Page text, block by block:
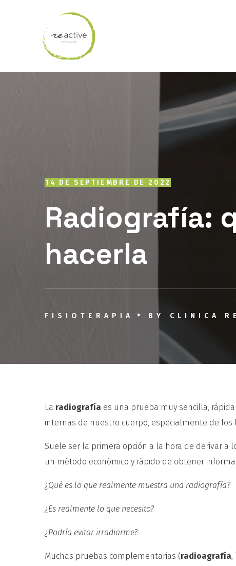
14 DE SEPTIEMBRE DE 2022
Radiografía:
hacerla
FISIOTERAPIA BY CLINICA
La radiografía es una prueba muy sencilla,
internas de nuestro cuerpo, especialmente de los
Suele ser la primera opción a la hora de derivar
un método económico y rápido de obtener
¿Qué es lo que realmente muestra una radiografía?
¿Es realmente lo que necesito?
¿Podría evitar irradiarme?
Muchas pruebas complementarias (radioagrafía,